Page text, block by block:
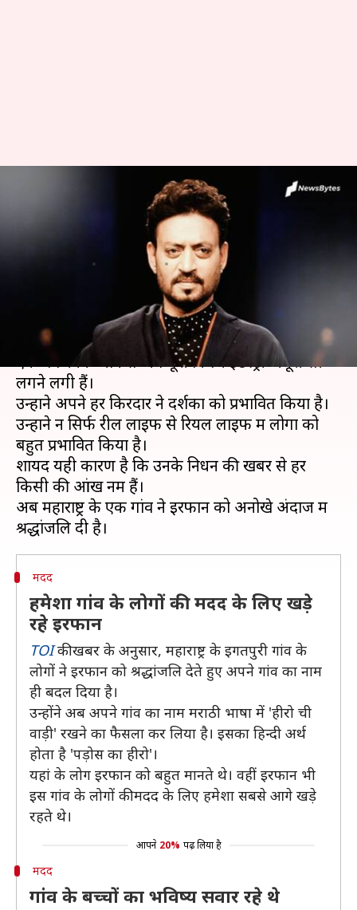
इन लोगों ने इरफान को अनोखे
अंदाज में दिया आखिरी सलाम, बदला
अपने गांव का नाम
May 12, 2020 10:00 pm
अभिनेता इरफान खान बॉलीवुड के उन अभिनेताओं में से
एक थे जिनके जाने से अब पूरी फिल्म इंडस्ट्री अधूरी सी
लगने लगी हैं।
उन्होंने अपने हर किरदार ने दर्शकों को प्रभावित किया है।
उन्होंने न सिर्फ रील लाइफ से रियल लाइफ में लोगों को
बहुत प्रभावित किया है।
शायद यही कारण है कि उनके निधन की खबर से हर
किसी की आंखें नम हैं।
अब महाराष्ट्र के एक गांव ने इरफान को अनोखे अंदाज में
मदद
हमेशा गांव के लोगों की मदद के लिए खड़े
रहे इरफान
TOIकी खबर के अनुसार, महाराष्ट्र के इगतपुरी गांव के
लोगों ने इरफान को श्रद्धांजलि देते हुए अपने गांव का नाम
ही बदल दिया है।
उन्होंने अब अपने गांव का नाम मराठी भाषा में 'हीरो ची
वाड़ी' रखने का फैसला कर लिया है। इसका हिन्दी अर्थ
होता है 'पड़ोस का हीरो'।
यहां के लोग इरफान को बहुत मानते थे। वहीं इरफान भी
इस गांव के लोगों की मदद के लिए हमेशा सबसे आगे खड़े
रहते थे।
आपने 20% पढ़ लिया है
मदद
गांव के बच्चों का भविष्य सवार रहे थे